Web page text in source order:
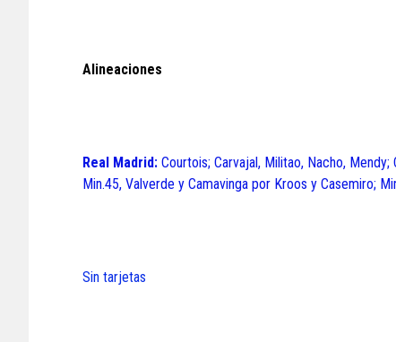
Alineaciones
Real Madrid: Courtois; Carvajal, Militao, Nacho,
Min.45, Valverde y Camavinga por Kroos y Casemiro;
Sin tarjetas